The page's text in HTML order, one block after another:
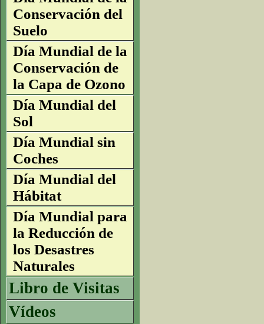
Conservación del
Suelo
Día Mundial de la
Conservación de
la Capa de Ozono
Día Mundial del
Sol
Día Mundial sin
Coches
Día Mundial del
Hábitat
Día Mundial para
la Reducción de
los Desastres
Naturales
Libro de Visitas
Vídeos